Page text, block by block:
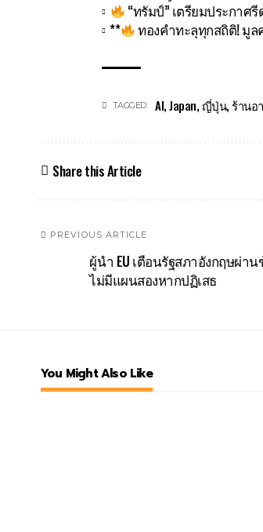
“ทรัมป์” เตรียมประกาศ
**
ทองคำทะลุทุกสถิติ! มูล
TAGGED: AI,Japan,ญี่ปุ่น, ร้านอ
Share this Article
PREVIOUS ARTICLE
ผู้นำ EU เตือนรัฐสภาอังกฤษผ่า
ไม่มีแผนสองหากปฏิเสธ
You Might Also Like